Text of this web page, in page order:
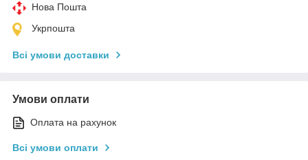
Нова Пошта
Укрпошта
Всі умови доставки
Умови оплати
Оплата на рахунок
Всі умови оплати